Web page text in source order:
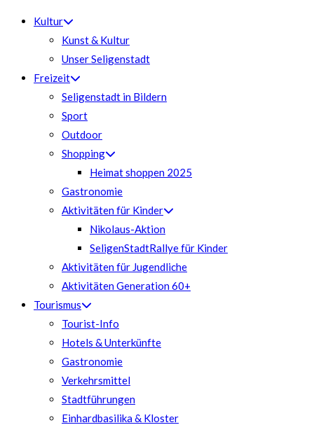
Kultur
Kunst & Kultur
Unser Seligenstadt
Freizeit
Seligenstadt in Bildern
Sport
Outdoor
Shopping
Heimat shoppen 2025
Gastronomie
Aktivitäten für Kinder
Nikolaus-Aktion
SeligenStadtRallye für Kinder
Aktivitäten für Jugendliche
Aktivitäten Generation 60+
Tourismus
Tourist-Info
Hotels & Unterkünfte
Gastronomie
Verkehrsmittel
Stadtführungen
Einhardbasilika & Kloster